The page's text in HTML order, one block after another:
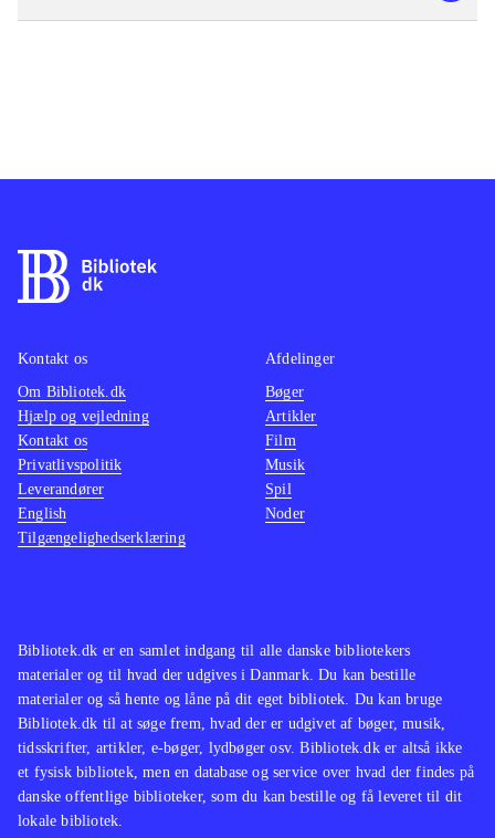
Bibliotek.dk er en samlet indgang til alle danske bibliotekers
materialer og til hvad der udgives i Danmark. Du kan bestille
materialer og så hente og låne på dit eget bibliotek. Du kan bruge
Bibliotek.dk til at søge frem, hvad der er udgivet af bøger, musik,
tidsskrifter, artikler, e-bøger, lydbøger osv. Bibliotek.dk er altså ikke
et fysisk bibliotek, men en database og service over hvad der findes på
danske offentlige biblioteker, som du kan bestille og få leveret til dit
lokale bibliotek.
Kontakt os
Om Bibliotek.dk
Hjælp og vejledning
Kontakt os
Privatlivspolitik
Leverandører
English
Tilgængelighedserklæring
Afdelinger
Bøger
Artikler
Film
Musik
Spil
Noder